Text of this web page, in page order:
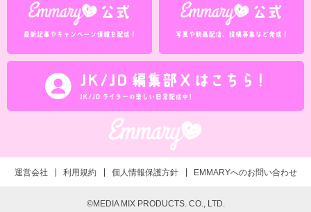
運営会社 利用規約 個人情報保護方針 EMMARYへのお問い合わせ
©MEDIA MIX PRODUCTS. CO., LTD.